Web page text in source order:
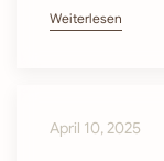
Weiterlesen
April 10, 2025